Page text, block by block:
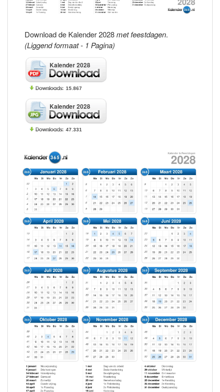
Download de Kalender 2028met feestdagen.
(Liggend formaat - 1 Pagina)
Kalender 2028
15.867
Kalender 2028
47.331